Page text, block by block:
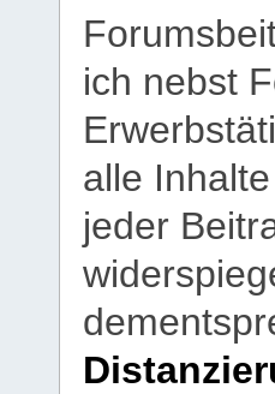
ich nebst
alle
jeder